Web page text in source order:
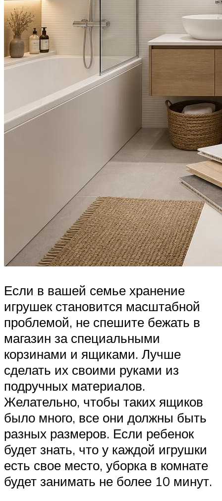
Если в вашей семье хранение
игрушек становится масштабной
проблемой, не спешите бежать в
магазин за специальными
корзинами и ящиками. Лучше
сделать их своими руками из
подручных материалов.
Желательно, чтобы таких ящиков
было много, все они должны быть
разных размеров. Если ребенок
будет знать, что у каждой игрушки
есть свое место, уборка в комнате
будет занимать не более 10 минут.